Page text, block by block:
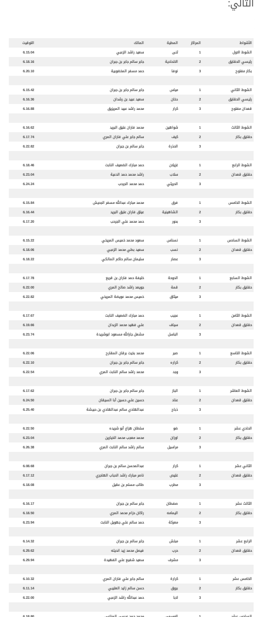
الشواط المراكز المطية المالك
التوقيت
الشوط الاول
1 ثنى سعيد راشد الزعبي
6.15.04
رئيسي الحقايق
2 الاتحادية جابر سالم جابر بن جبران
6.18.16
بكار مفتوح
3 نوفا حمد مسفر المخضوبية 6.20.10
الشوط الثاني 1 مياس جابر سالم جابر بن جبران
6.15.42
رئيسي الحقايق
2 دخان سعيد عبيد بن رشدان
6.16.36
قعدان مفتوح
3 كرار محمد راشد عبيد المريزيق 6.16.88
الشوط الثالث 1 شواهين محمد فاران عتيق البريد
6.16.62
حقايق بكار
2 كيف سالم جابر علي فاران المري
6.17.74
3
الحذرة جابر سالم بن جبران 6.22.82
الشوط الرابع 1 غزيلان حمد مبارك الضعيف النابت
6.18.46
حقايق قعدان
2 سلاب راشد محمد حمد الدعية
6.23.04
3
الحريثي حمد محمد الجرحب 6.24.24
الشوط الخامس 1 فرق محمد مبارك عبدالله مسفر الجحيش
6.15.84
حقايق بكار
2 الشاهينية عيتق فاران عتيق البريد
6.16.44
3
بحور حمد محمد علي الجرحب 6.17.20
الشوط السادس 1 نسناس سعود محمد خميس المريخي
6.15.22
حقايق قعدان
2 نسب سعيد بطي محمد الزعبي
6.18.06
3
عصار سليمان سالم حاكم المالكي 6.18.22
الشوط السابع 1 الدوحة خليفة حمد فاران بن قريع
6.17.78
حقايق بكار
2 قمة جويعد راشد صالح المري
6.22.00
3
ميثاق خميس محمد عويضة المريخي 6.22.82
الشوط الثامن 1 عجيب حمد مبارك الضعيف النابت
6.17.67
حقايق قعدان
2 سياف علي فهيد محمد الزبدان
6.19.66
3
الباسل مشعل جارالله مسعود ابوشريدة 6.23.74
الشوط التاسع 1 صبر محمد بخيت برقان المقارح
6.22.06
حقايق بكار
2 كراره جابر سالم جابر بن جبران
6.22.10
3
وجد محمد راشد سالم النابت المري 6.22.54
الشوط العاشر 1 الباز جابر سالم جابر بن جبران
6.17.62
حقايق قعدان
2 عناد حسين علي حسين أبا السيقان
6.24.50
3
ذباح عبدالهادي سالم عبدالهادي بن حبيشة 6.25.40
الحادي عشر 1 ضو سلطان هزاع أبو شريده
6.22.50
حقايق بكار
2 اوزان محمد معجب محمد الخيارين
6.23.04
3
مراسيل سالم راشد سالم النابت المري 6.26.38
الثاني عشر 1 كرار عبدالمحسن سالم بن جبران
6.08.68
حقايق قعدان
2 غليص ناصر مبارك راشد الحباب الهاجري
6.17.12
3
مطرب طالب مسلم بن عقيل 6.18.08
الثالث عشر 1 صفطان جابر سالم بن جبران
6.16.17
حقايق بكار
2 اليمامه راكان حزام محمد المري
6.18.50
3
معركة حمد سالم علي جهويل النابت 6.23.94
الرابع عشر 1 مبلش جابر سالم بن جبران
6.14.32
حقايق قعدان
2 حرب فيصل محمد زيد انديله
6.29.62
3
مشرف سعيد شفيع علي الفهيدة 6.29.94
الخامس عشر 1 كرارة سالم جابر علي فاران المري
6.10.32
حقايق بكار
2 بروق حسن سالم زايد العتيبي
6.11.14
3
لابا حمد عبدالله راشد الزعبي 6.22.00